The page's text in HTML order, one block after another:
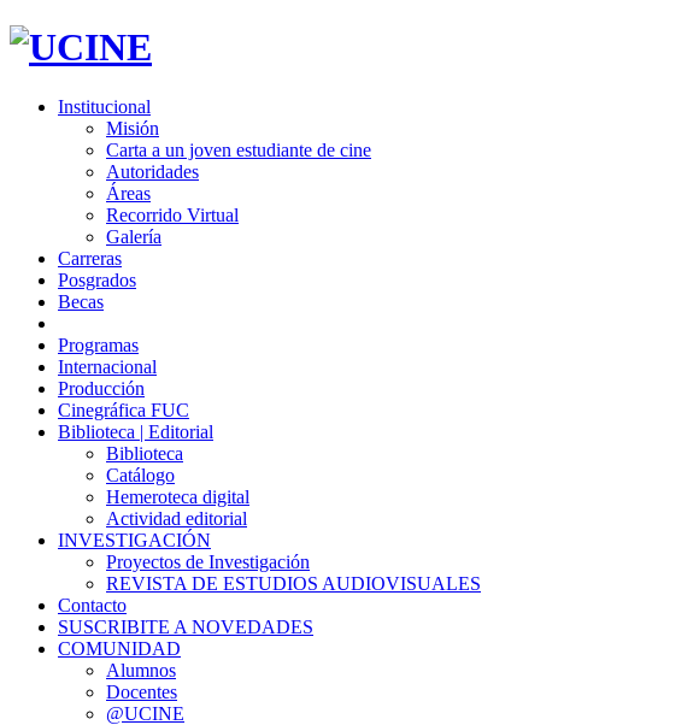
Institucional
Misión
Carta a un joven estudiante de cine
Autoridades
Áreas
Recorrido Virtual
Galería
Carreras
Posgrados
Becas
Programas
Internacional
Producción
Cinegráfica FUC
Biblioteca | Editorial
Biblioteca
Catálogo
Hemeroteca digital
Actividad editorial
INVESTIGACIÓN
Proyectos de Investigación
REVISTA DE ESTUDIOS AUDIOVISUALES
Contacto
SUSCRIBITE A NOVEDADES
COMUNIDAD
Alumnos
Docentes
@UCINE